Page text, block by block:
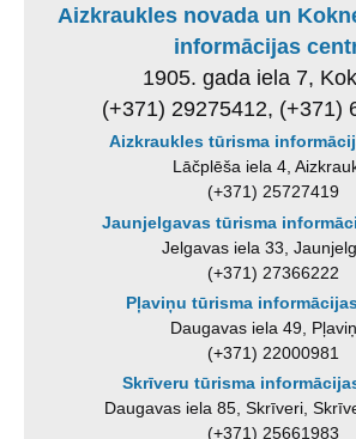
Aizkraukles novada un
informācijas
1905. gada iela 7,
(+371) 29275412, (+371)
Aizkraukles tūrisma
Lāčplēša iela 4,
(+371) 25727419
Jaunjelgavas tūrisma
Jelgavas iela 33,
(+371) 27366222
Pļaviņu tūrisma
Daugavas iela 49,
(+371) 22000981
Skrīveru tūrisma
Daugavas iela 85, Skrīveri,
(+371) 25661983